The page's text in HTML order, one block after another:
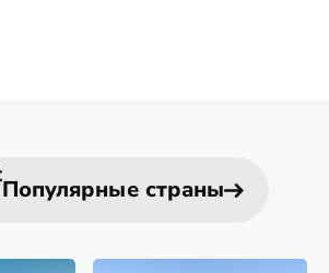
Популярные страны